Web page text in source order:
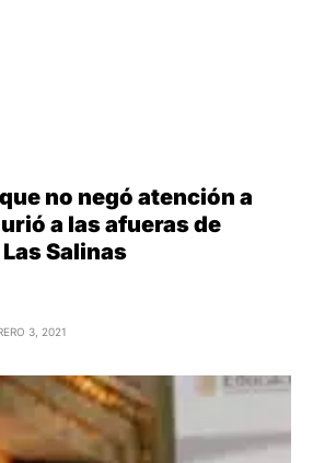
no negó atención a
a las afueras de
Salinas
3, 2021